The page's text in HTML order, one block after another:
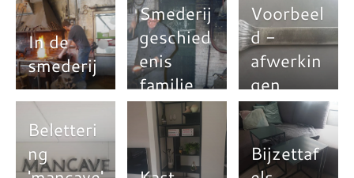
In de
smederij
Smederij
geschied
enis
familie
Jacobs
Voorbeel
d -
afwerkin
gen
Beletteri
ng
Bijzettaf